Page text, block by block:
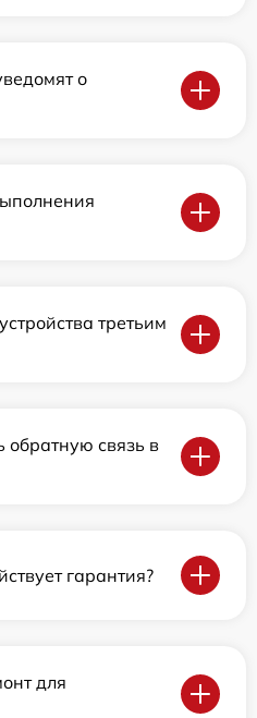
о
третьим
обратную связь в
гарантия?
для